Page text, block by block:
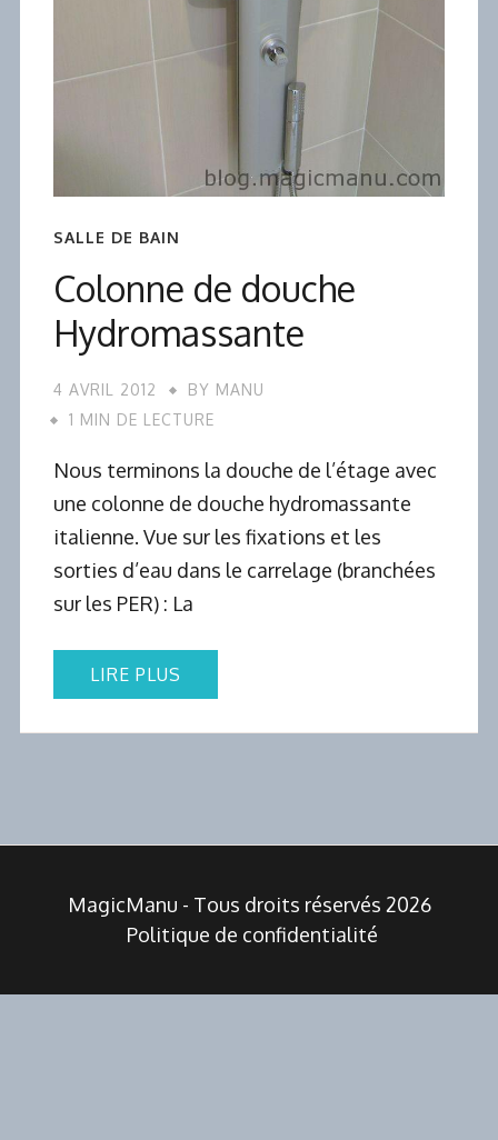
SALLE DE BAIN
Colonne de douche
Hydromassante
4 AVRIL 2012 BY MANU
1 MIN DE LECTURE
Nous terminons la douche de l’étage avec
une colonne de douche hydromassante
italienne. Vue sur les fixations et les
sorties d’eau dans le carrelage (branchées
sur les PER) : La
LIRE PLUS
MagicManu - Tous droits réservés 2026
Politique de confidentialité